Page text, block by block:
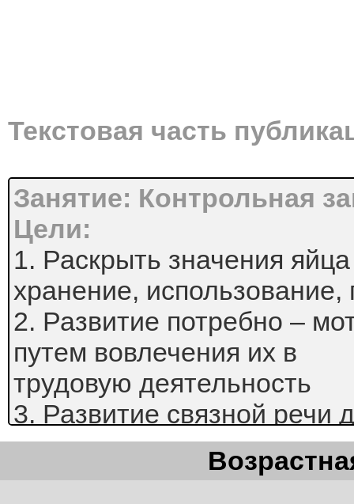
Текстовая часть
Занятие: Контрольная
Цели:
1. Раскрыть значения
хранение, использование,
2. Развитие потребно –
путем вовлечения их в
трудовую деятельность
3. Развитие связной речи
Ход занятия: